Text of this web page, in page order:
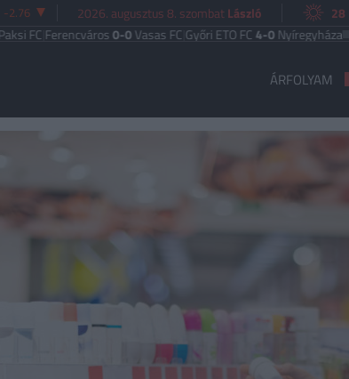
-2.76 2026. augusztus 8. szombatLászló 28
0-0Vasas FC|Győri ETO FC4-0Nyíregyháza UEFA
ÁRFOLYAM